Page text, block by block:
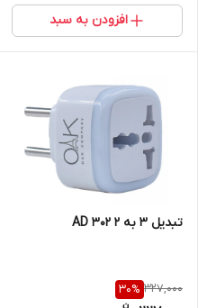
افزودن به سبد
تبدیل 3 به 2 AD 302
327,000
30%